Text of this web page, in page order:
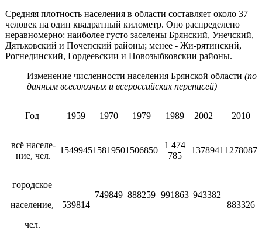
Средняя плотность населения в области составляет око­ло 37
человек на один квадратный километр. Оно распре­делено
неравномерно: наиболее густо заселены Брянский, Унечский,
Дятьковский и Почепский районы; менее - Жи-рятинский,
Рогнединский, Гордеевскии и Новозыбковскии районы.
Изменение численности населения Брянской области (по
данным всесоюзных и всероссийских переписей)
Год 1959 1970 1979 1989 2002 2010
всё населе­
ние, чел.
154994515819501506850
1 474
785
1378941 1278087
городское
население,
чел.
539814
749849 888259 991863 943382
883326